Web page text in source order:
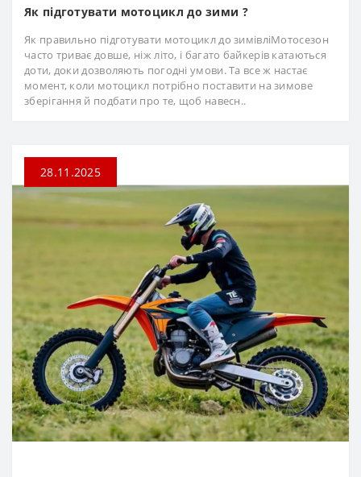
Як підготувати мотоцикл до зими ?
Як правильно підготувати мотоцикл до зимівліМотосезон
часто триває довше, ніж літо, і багато байкерів катаються
доти, доки дозволяють погодні умови. Та все ж настає
момент, коли мотоцикл потрібно поставити на зимове
зберігання й подбати про те, щоб навесн..
28.11.2025